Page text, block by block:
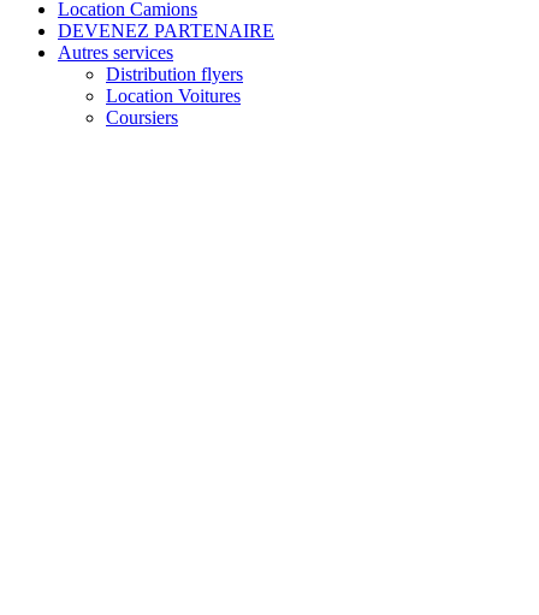
Location Camions
DEVENEZ PARTENAIRE
Autres services
Distribution flyers
Location Voitures
Coursiers